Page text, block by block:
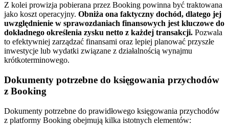
Z kolei prowizja pobierana przez Booking powinna być traktowana
jako koszt operacyjny. Obniża ona faktyczny dochód, dlatego jej
uwzględnienie w sprawozdaniach finansowych jest kluczowe do
dokładnego określenia zysku netto z każdej transakcji. Pozwala
to efektywniej zarządzać finansami oraz lepiej planować przyszłe
inwestycje lub wydatki związane z działalnością wynajmu
krótkoterminowego.
Dokumenty potrzebne do księgowania przychodów
z Booking
Dokumenty potrzebne do prawidłowego księgowania przychodów
z platformy Booking obejmują kilka istotnych elementów: